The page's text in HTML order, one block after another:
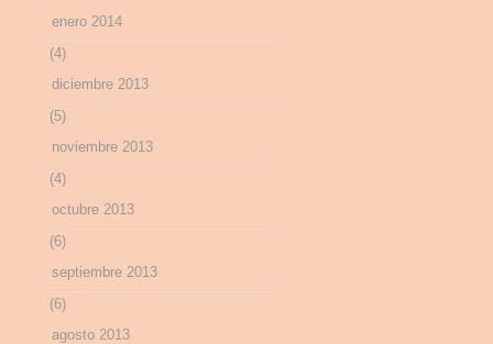
enero 2014
(4)
diciembre 2013
(5)
noviembre 2013
(4)
octubre 2013
(6)
septiembre 2013
(6)
agosto 2013